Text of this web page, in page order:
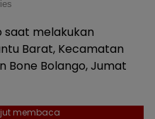
saat melakukan
Barat, Kecamatan
Bone Bolango, Jumat
membaca